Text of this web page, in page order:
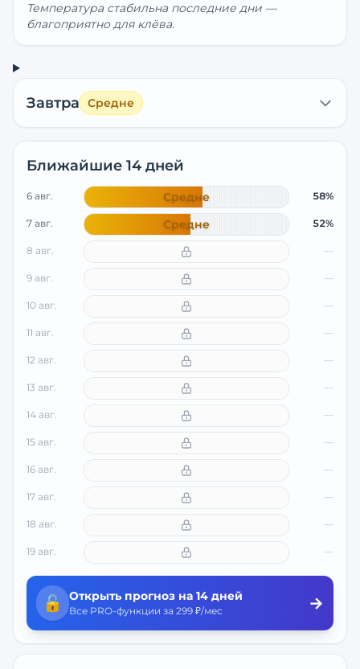
Температура стабильна последние дни —
благоприятно для клёва.
Завтра Средне
Ближайшие 14 дней
6 авг. Средне 58%
7 авг. Средне 52%
8 авг. —
9 авг. —
10 авг. —
11 авг. —
12 авг. —
13 авг. —
14 авг. —
15 авг. —
16 авг. —
17 авг. —
18 авг. —
19 авг. —
🔓 Открыть прогноз на 14 дней
Все PRO-функции за 299 ₽/мес →